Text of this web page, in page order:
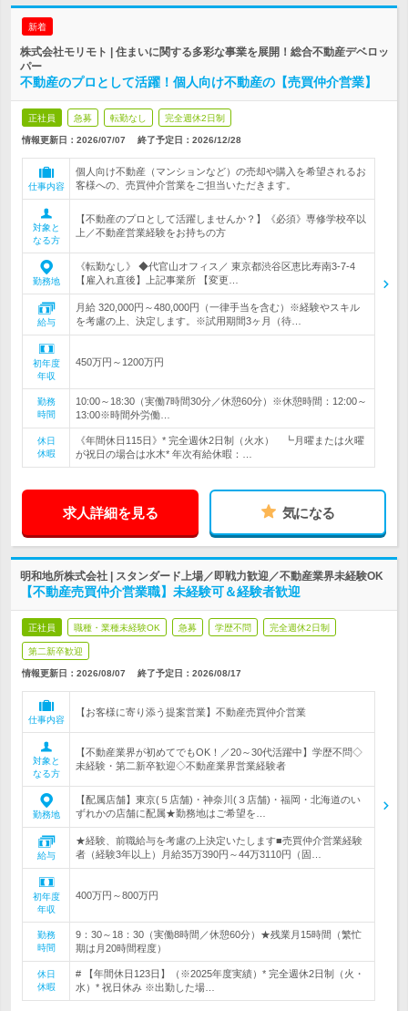
新着
株式会社モリモト | 住まいに関する多彩な事業を展開！総合不動産デベロッ
パー
不動産のプロとして活躍！個人向け不動産の【売買仲介営業】
正社員 急募 転勤なし 完全週休2日制
情報更新日：2026/07/07 終了予定日： 2026/12/28
仕事内容
個人向け不動産（マンションなど）の売却や購入を希望されるお
客様への、売買仲介営業をご担当いただきます。
対象と
なる方
【不動産のプロとして活躍しませんか？】《必須》専修学校卒以
上／不動産営業経験をお持ちの方
勤務地
《転勤なし》 ◆代官山オフィス／ 東京都渋谷区恵比寿南3-7-4
【雇入れ直後】上記事業所 【変更…
給与
月給 320,000円～480,000円（一律手当を含む）※経験やスキル
を考慮の上、決定します。※試用期間3ヶ月（待…
初年度
年収
450万円～1200万円
勤務
時間
10:00～18:30（実働7時間30分／休憩60分）※休憩時間：12:00～
13:00※時間外労働…
休日
休暇
《年間休日115日》* 完全週休2日制（火水） ┗月曜または火曜
が祝日の場合は水木* 年次有給休暇：…
求人詳細を見る 気になる
明和地所株式会社 | スタンダード上場／即戦力歓迎／不動産業界未経験OK
【不動産売買仲介営業職】未経験可＆経験者歓迎
正社員 職種・業種未経験OK 急募 学歴不問 完全週休2日制
第二新卒歓迎
情報更新日：2026/08/07 終了予定日： 2026/08/17
仕事内容
【お客様に寄り添う提案営業】不動産売買仲介営業
対象と
なる方
【不動産業界が初めてでもOK！／20～30代活躍中】学歴不問◇
未経験・第二新卒歓迎◇不動産業界営業経験者
勤務地
【配属店舗】東京(５店舗)・神奈川(３店舗)・福岡・北海道のい
ずれかの店舗に配属★勤務地はご希望を…
給与
★経験、前職給与を考慮の上決定いたします■売買仲介営業経験
者（経験3年以上）月給35万390円～44万3110円（固…
初年度
年収
400万円～800万円
勤務
時間
9：30～18：30（実働8時間／休憩60分）★残業月15時間（繁忙
期は月20時間程度）
休日
休暇
# 【年間休日123日】（※2025年度実績）* 完全週休2日制（火・
水）* 祝日休み ※出勤した場…